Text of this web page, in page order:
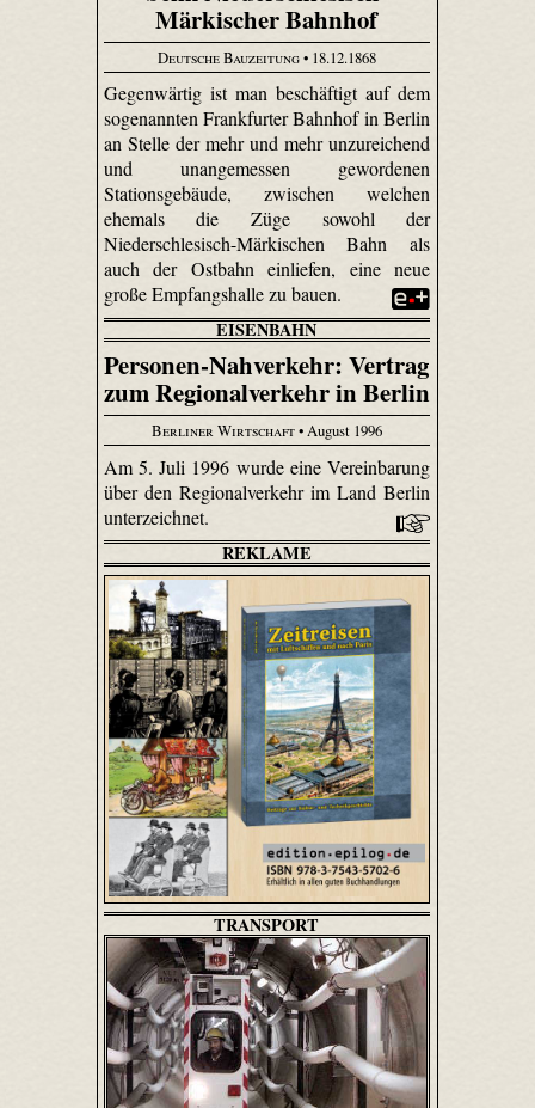
Märkischer Bahnhof
Deutsche Bauzeitung• 18.12.1868
Gegenwärtig ist man beschäftigt auf dem
sogenannten Frankfurter Bahnhof in Berlin
an Stelle der mehr und mehr unzureichend
und unangemessen gewordenen
Stationsgebäude, zwischen welchen
ehemals die Züge sowohl der
Niederschlesisch-Märkischen Bahn als
auch der Ostbahn einliefen, eine neue
große Empfangshalle zu bauen.
EISENBAHN
Personen-Nahverkehr: Vertrag
zum Regionalverkehr in Berlin
Berliner Wirtschaft• August 1996
Am 5. Juli 1996 wurde eine Vereinbarung
über den Regionalverkehr im Land Berlin
unterzeichnet.
REKLAME
TRANSPORT